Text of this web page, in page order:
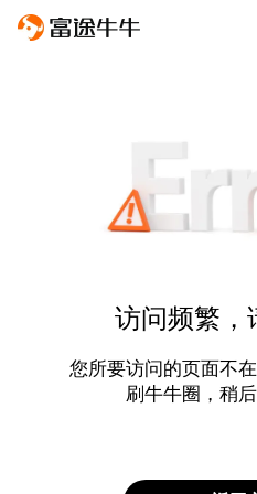
访问频繁，
您所要访问的页面不
刷牛牛圈，稍